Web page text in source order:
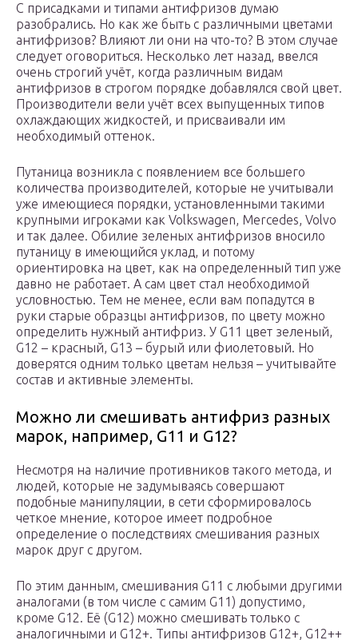
С присадками и типами антифризов думаю
разобрались. Но как же быть с различными цветами
антифризов? Влияют ли они на что-то? В этом случае
следует оговориться. Несколько лет назад, ввелся
очень строгий учёт, когда различным видам
антифризов в строгом порядке добавлялся свой цвет.
Производители вели учёт всех выпущенных типов
охлаждающих жидкостей, и присваивали им
необходимый оттенок.
Путаница возникла с появлением все большего
количества производителей, которые не учитывали
уже имеющиеся порядки, установленными такими
крупными игроками как Volkswagen, Mercedes, Volvo
и так далее. Обилие зеленых антифризов вносило
путаницу в имеющийся уклад, и потому
ориентировка на цвет, как на определенный тип уже
давно не работает. А сам цвет стал необходимой
условностью. Тем не менее, если вам попадутся в
руки старые образцы антифризов, по цвету можно
определить нужный антифриз. У G11 цвет зеленый,
G12 – красный, G13 – бурый или фиолетовый. Но
доверятся одним только цветам нельзя – учитывайте
состав и активные элементы.
Можно ли смешивать антифриз разных
марок, например, G11 и G12?
Несмотря на наличие противников такого метода, и
людей, которые не задумываясь совершают
подобные манипуляции, в сети сформировалось
четкое мнение, которое имеет подробное
определение о последствиях смешивания разных
марок друг с другом.
По этим данным, смешивания G11 с любыми другими
аналогами (в том числе с самим G11) допустимо,
кроме G12. Её (G12) можно смешивать только с
аналогичными и G12+. Типы антифризов G12+, G12++